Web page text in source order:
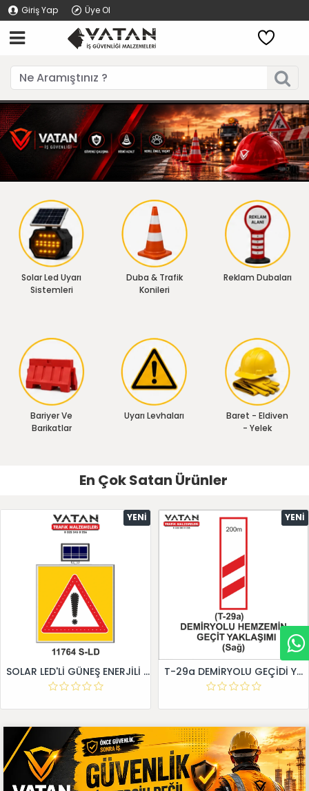
Giriş Yap Üye Ol
Solar Led Uyarı
Sistemleri
Duba & Trafik
Konileri
Reklam Dubaları
Bariyer Ve
Barikatlar
Uyarı Levhaları
Baret - Eldiven
- Yelek
En Çok Satan Ürünler
YENI
SOLAR LED'Lİ GÜNEŞ ENERJİLİ LEVHA
YENI
T-29a DEMİRYOLU GEÇİDİ YAKLAŞIM LEVHALARI (Sağ)